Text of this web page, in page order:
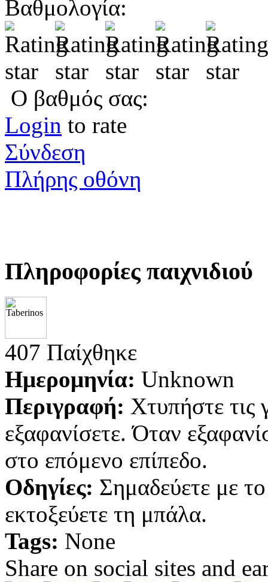
Βαθμολογία:
Ο βαθμός σας:
Login to rate
Σύνδεση
Πλήρης οθόνη
Πληροφορίες παιχνιδιού
407 Παίχθηκε
Ημερομηνία: Unknown
Περιγραφή: Χτυπήστε τις
εξαφανίσετε. Όταν
στο επόμενο επίπεδο.
Οδηγίες: Σημαδεύετε με
εκτοξεύετε τη μπάλα.
Tags: None
Share on social sites and